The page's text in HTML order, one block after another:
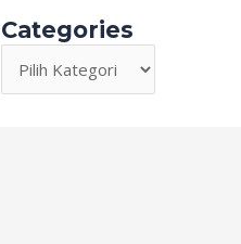
Categories